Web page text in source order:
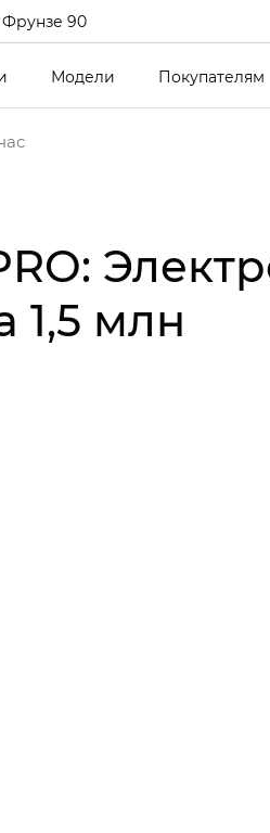
Фрунзе 90
Модели Покупателям
1,5 млн